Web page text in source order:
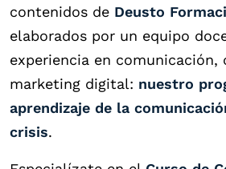
contenidos de Deusto
elaborados por un equipo
experiencia en comunicación,
marketing digital: nuestro
aprendizaje de la
crisis.